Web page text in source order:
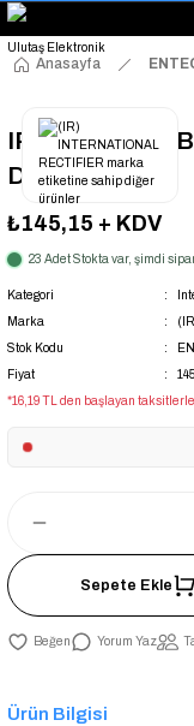
"Saat 14:00'a Kadar
"Binlerce
"Toptan Fiyatına
Anasayfa
DRIVER IC
₺145,15 + KDV
23 Adet Stokta var, şimdi
Kategori
Marka
Stok Kodu
Fiyat
*16,19 TL den başlayan
Sepete Ekle
Yorum Yaz
Ürün Bilgisi